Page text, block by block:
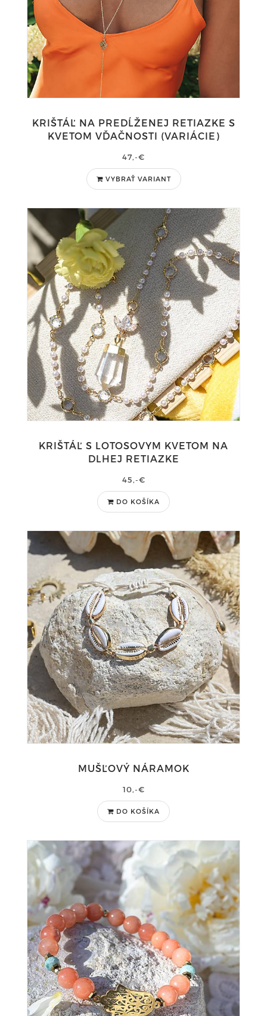
KRIŠTÁĽ NA PREDĹŽENEJ RETIAZKE S
KVETOM VĎAČNOSTI (VARIÁCIE)
47,-€
VYBRAŤ VARIANT
KRIŠTÁĽ S LOTOSOVYM KVETOM NA
DLHEJ RETIAZKE
45,-€
DO KOŠÍKA
MUŠĽOVÝ NÁRAMOK
10,-€
DO KOŠÍKA